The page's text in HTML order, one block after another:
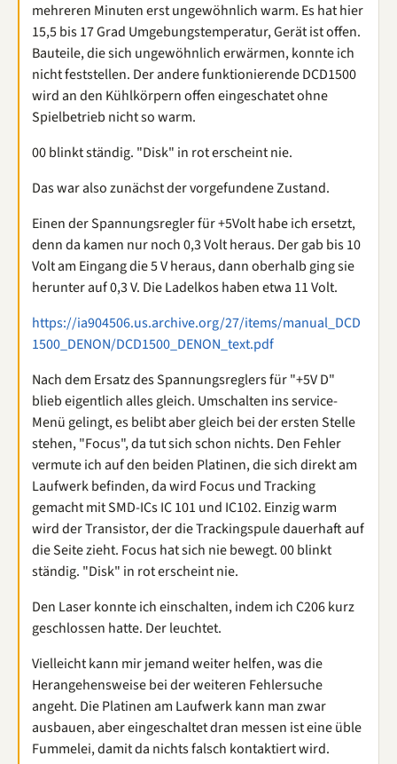
mehreren Minuten erst ungewöhnlich warm. Es hat hier
15,5 bis 17 Grad Umgebungstemperatur, Gerät ist offen.
Bauteile, die sich ungewöhnlich erwärmen, konnte ich
nicht feststellen. Der andere funktionierende DCD1500
wird an den Kühlkörpern offen eingeschatet ohne
Spielbetrieb nicht so warm.
00 blinkt ständig. "Disk" in rot erscheint nie.
Das war also zunächst der vorgefundene Zustand.
Einen der Spannungsregler für +5Volt habe ich ersetzt,
denn da kamen nur noch 0,3 Volt heraus. Der gab bis 10
Volt am Eingang die 5 V heraus, dann oberhalb ging sie
herunter auf 0,3 V. Die Ladelkos haben etwa 11 Volt.
https://ia904506.us.archive.org/27/items/manual_DCD
1500_DENON/DCD1500_DENON_text.pdf
Nach dem Ersatz des Spannungsreglers für "+5V D"
blieb eigentlich alles gleich. Umschalten ins service-
Menü gelingt, es belibt aber gleich bei der ersten Stelle
stehen, "Focus", da tut sich schon nichts. Den Fehler
vermute ich auf den beiden Platinen, die sich direkt am
Laufwerk befinden, da wird Focus und Tracking
gemacht mit SMD-ICs IC 101 und IC102. Einzig warm
wird der Transistor, der die Trackingspule dauerhaft auf
die Seite zieht. Focus hat sich nie bewegt. 00 blinkt
ständig. "Disk" in rot erscheint nie.
Den Laser konnte ich einschalten, indem ich C206 kurz
geschlossen hatte. Der leuchtet.
Vielleicht kann mir jemand weiter helfen, was die
Herangehensweise bei der weiteren Fehlersuche
angeht. Die Platinen am Laufwerk kann man zwar
ausbauen, aber eingeschaltet dran messen ist eine üble
Fummelei, damit da nichts falsch kontaktiert wird.